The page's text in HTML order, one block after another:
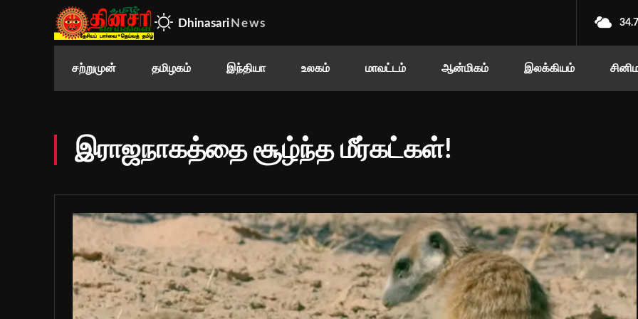
Dhinasari News
சற்றுமுன் தமிழகம் இந்தியா உலகம் மாவட்டம் ஆன்மிகம் இலக்கியம்
இராஜநாகத்தை சூழ்ந்த மீர்கட்கள்!